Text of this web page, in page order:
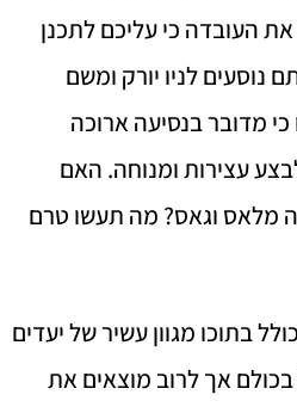
העובדה כי עליכם לתכנן
נוסעים לניו יורק ומשם
מדובר בנסיעה ארוכה
עצירות ומנוחה. האם
מלאס וגאס? מה תעשו טרם
בתוכו מגוון עשיר של יעדים
בכולם אך לרוב מוצאים את